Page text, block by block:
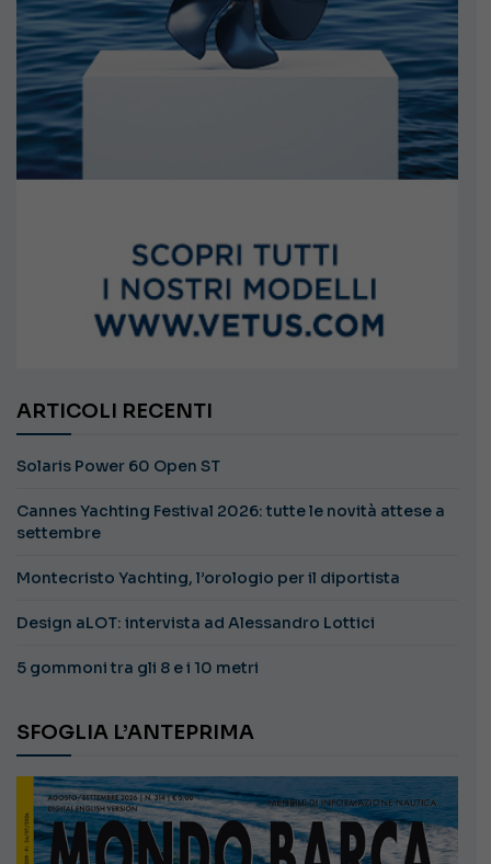
ARTICOLI RECENTI
Solaris Power 60 Open ST
Cannes Yachting Festival 2026: tutte le novità attese a
settembre
Montecristo Yachting, l’orologio per il diportista
Design aLOT: intervista ad Alessandro Lottici
5 gommoni tra gli 8 e i 10 metri
SFOGLIA L’ANTEPRIMA